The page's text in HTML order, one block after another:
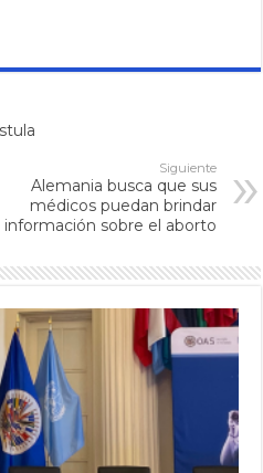
Siguiente
Alemania busca que sus
médicos puedan brindar
información sobre el aborto